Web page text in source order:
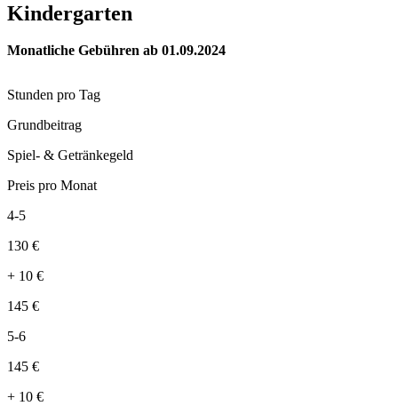
Kindergarten
Monatliche Gebühren ab 01.09.2024
Stunden pro Tag
Grundbeitrag
Spiel- & Getränkegeld
Preis pro Monat
4-5
130 €
+ 10 €
145 €
5-6
145 €
+ 10 €